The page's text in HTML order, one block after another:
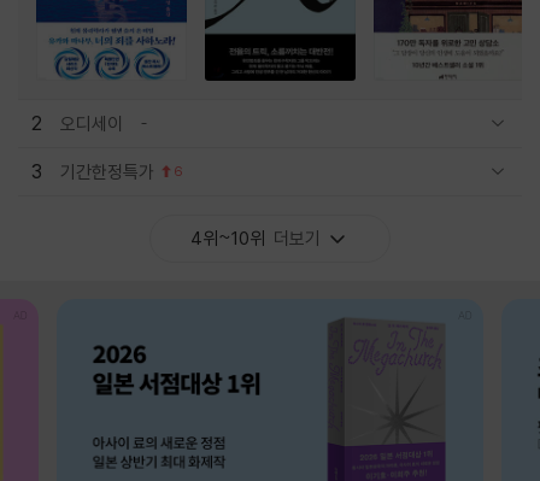
2 오디세이
3 기간한정특가 6
4위~10위 더보기